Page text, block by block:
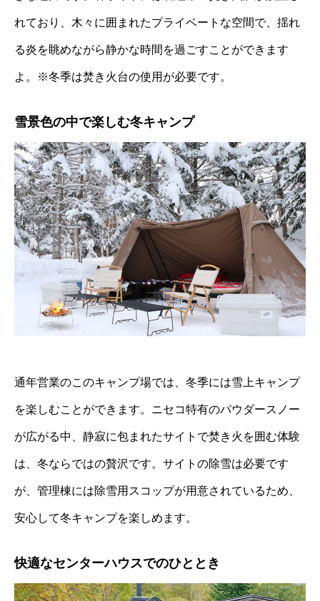
れており、木々に囲まれたプライベートな空間で、揺れ
る炎を眺めながら静かな時間を過ごすことができます
よ。 ※冬季は焚き火台の使用が必要です。
雪景色の中で楽しむ冬キャンプ
通年営業のこのキャンプ場では、冬季には雪上キャンプ
を楽しむことができます。 ニセコ特有のパウダースノー
が広がる中、静寂に包まれたサイトで焚き火を囲む体験
は、冬ならではの贅沢です。 サイトの除雪は必要です
が、管理棟には除雪用スコップが用意されているため、
安心して冬キャンプを楽しめます。
快適なセンターハウスでのひととき